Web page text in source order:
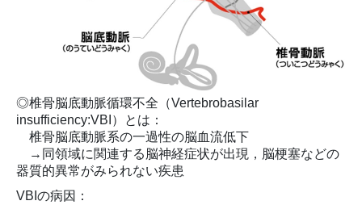
◎椎骨脳底動脈循環不全（Vertebrobasilar
insufficiency:VBI）とは：
椎骨脳底動脈系の一過性の脳血流低下
→同領域に関連する脳神経症状が出現，脳梗塞などの
器質的異常がみられない疾患
VBIの病因：